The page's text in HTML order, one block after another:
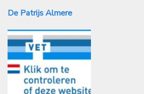
De Patrijs Almere